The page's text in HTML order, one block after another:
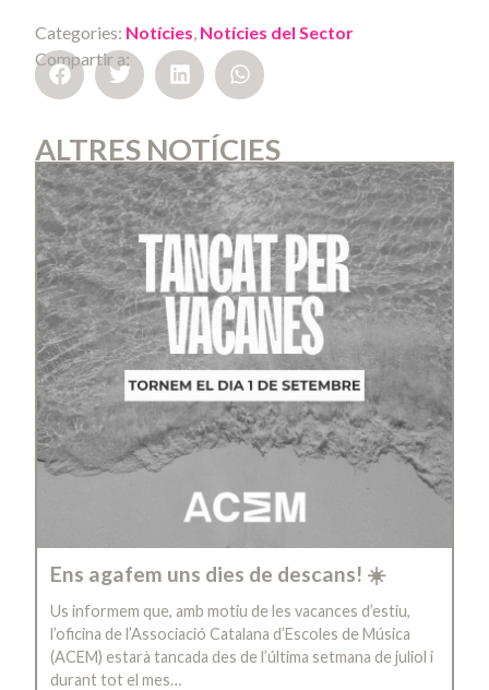
Categories: Notícies Notícies del Sector
Compartir a:
ALTRES NOTÍCIES
Ens agafem uns dies de descans! ☀️
Us informem que, amb motiu de les vacances d’estiu,
l’oficina de l’Associació Catalana d’Escoles de Música
(ACEM) estarà tancada des de l’última setmana de juliol i
durant tot el mes…